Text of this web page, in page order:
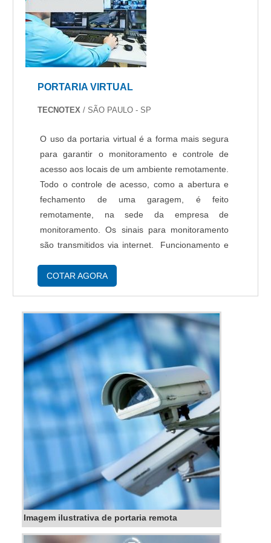
PORTARIA VIRTUAL
TECNOTEX/ SÃO PAULO - SP
O uso da portaria virtual é a forma mais segura
para garantir o monitoramento e controle de
acesso aos locais de um ambiente remotamente.
Todo o controle de acesso, como a abertura e
fechamento de uma garagem, é feito
remotamente, na sede da empresa de
monitoramento. Os sinais para monitoramento
são transmitidos via internet. Funcionamento e
diferencial desta modalidade de portaria é que
COTAR AGORA
Imagem ilustrativa de portaria remota